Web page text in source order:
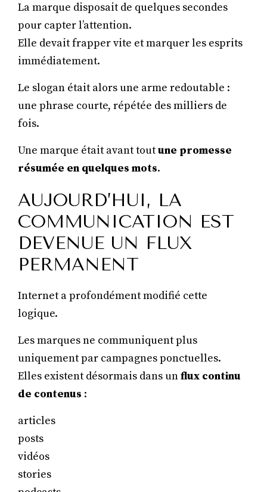
La marque disposait de quelques secondes
pour capter l’attention.
Elle devait frapper vite et marquer les esprits
immédiatement.
Le slogan était alors une arme redoutable :
une phrase courte, répétée des milliers de
fois.
Une marque était avant toutune promesse
résumée en quelques mots.
AUJOURD’HUI, LA
COMMUNICATION EST
DEVENUE UN FLUX
PERMANENT
Internet a profondément modifié cette
logique.
Les marques ne communiquent plus
uniquement par campagnes ponctuelles.
Elles existent désormais dans unflux continu
de contenus :
articles
posts
vidéos
stories